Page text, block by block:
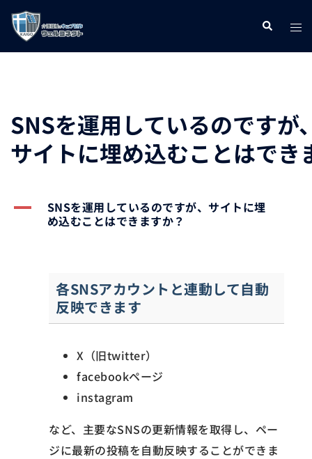
テ
検
索
ト
ュ
ー
SNSを運用しているのですが
サイトに埋め込むことはでき
A
SNSを運用しているのですが、サイトに埋
め込むことはできますか？
各SNSアカウントと連動して自動
反映できます
X（旧twitter）
facebookページ
instagram
など、主要なSNSの更新情報を取得し、ペー
ジに最新の投稿を自動反映することができま